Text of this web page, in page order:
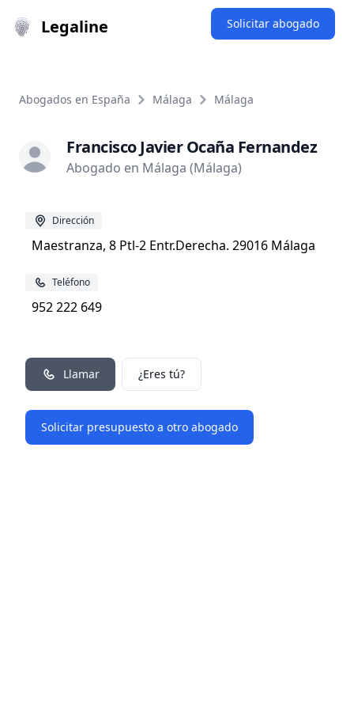
Legaline Solicitar abogado
Abogados en España Málaga Málaga
Francisco Javier Ocaña Fernandez
Abogado en Málaga (Málaga)
Dirección
Maestranza, 8 Ptl-2 Entr.Derecha. 29016 Málaga
Teléfono
952 222 649
Llamar ¿Eres tú?
Solicitar presupuesto a otro abogado